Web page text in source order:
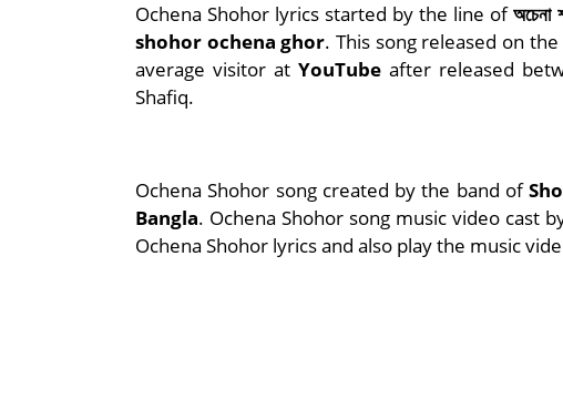
Ochena Shohor lyrics started by the line ofঅচেনা
shohor ochena ghor. This song released on
average visitor at YouTubeafter released
Shafiq.
Ochena Shohor song created by the band of
Bangla. Ochena Shohor song music video cast
Ochena Shohor lyrics and also play the music